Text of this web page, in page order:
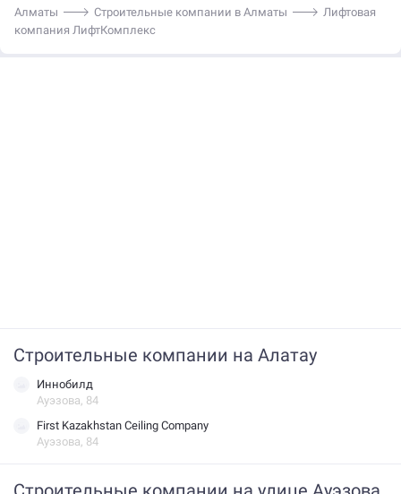
Алматы Строительные компании в Алматы
Лифтовая
компания ЛифтКомплекс
Строительные компании на Алатау
Иннобилд
Ауэзова, 84
First Kazakhstan Ceiling Company
Ауэзова, 84